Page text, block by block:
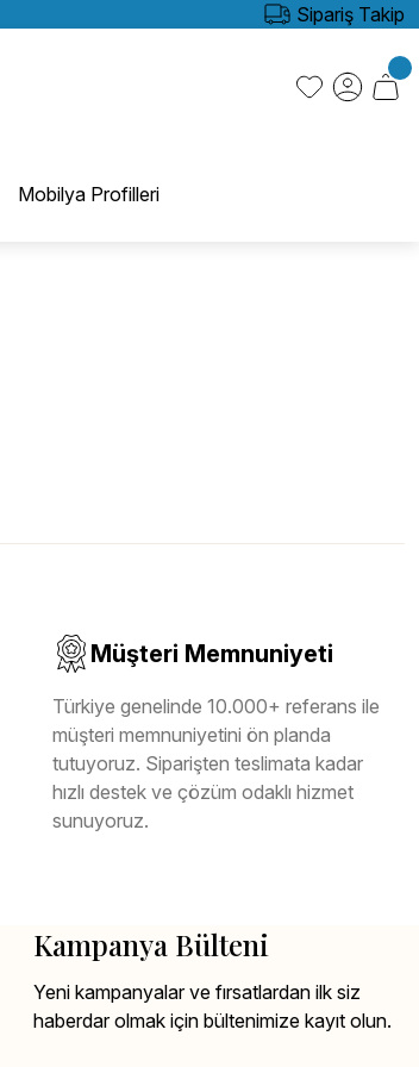
Sipariş Takip
Mobilya Profilleri
Müşteri Memnuniyeti
Türkiye genelinde 10.000+ referans ile
müşteri memnuniyetini ön planda
tutuyoruz. Siparişten teslimata kadar
hızlı destek ve çözüm odaklı hizmet
sunuyoruz.
Kampanya Bülteni
Yeni kampanyalar ve fırsatlardan ilk siz
haberdar olmak için bültenimize kayıt olun.